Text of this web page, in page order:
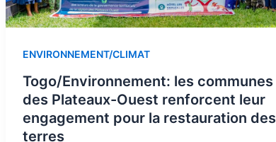
ENVIRONNEMENT/CLIMAT
Togo/Environnement: les communes
des Plateaux-Ouest renforcent leur
engagement pour la restauration des
terres